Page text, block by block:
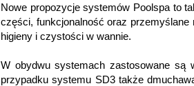
Nowe propozycje systemów Poolspa to
części, funkcjonalność oraz
higieny i czystości w wannie.
W obydwu systemach zastosowane są
przypadku systemu SD3 także